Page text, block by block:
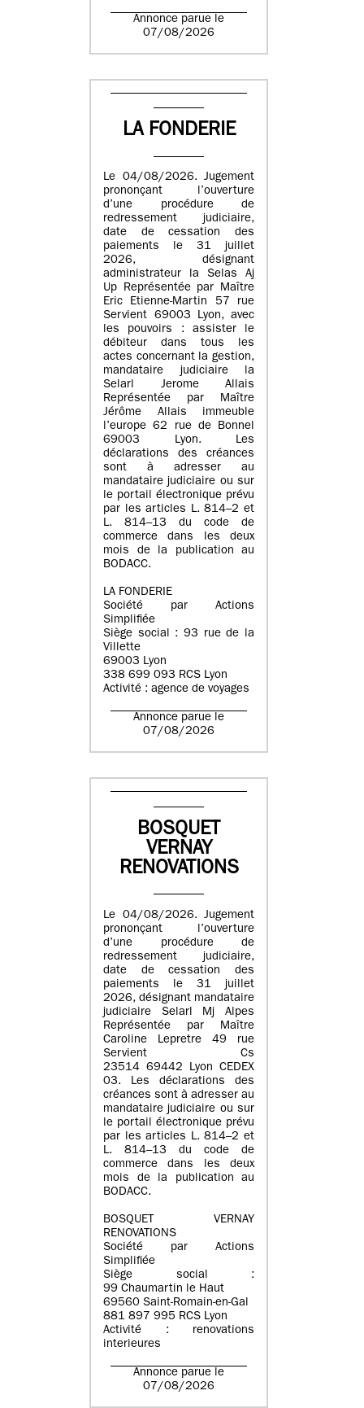
Annonce parue le
07/08/2026
LA FONDERIE
Le 04/08/2026. Jugement
prononçant l’ouverture
d’une procédure de
redressement judiciaire,
date de cessation des
paiements le 31 juillet
2026, désignant
administrateur la Selas Aj
Up Représentée par Maître
Eric Etienne-Martin 57 rue
Servient 69003 Lyon, avec
les pouvoirs : assister le
débiteur dans tous les
actes concernant la gestion,
mandataire judiciaire la
Selarl Jerome Allais
Représentée par Maître
Jérôme Allais immeuble
l’europe 62 rue de Bonnel
69003 Lyon. Les
déclarations des créances
sont à adresser au
mandataire judiciaire ou sur
le portail électronique prévu
par les articles L. 814–2 et
L. 814–13 du code de
commerce dans les deux
mois de la publication au
BODACC.
LA FONDERIE
Société par Actions
Simplifiée
Siège social : 93 rue de la
Villette
69003 Lyon
338 699 093 RCS Lyon
Activité : agence de voyages
Annonce parue le
07/08/2026
BOSQUET
VERNAY
RENOVATIONS
Le 04/08/2026. Jugement
prononçant l’ouverture
d’une procédure de
redressement judiciaire,
date de cessation des
paiements le 31 juillet
2026, désignant mandataire
judiciaire Selarl Mj Alpes
Représentée par Maître
Caroline Lepretre 49 rue
Servient Cs
23514 69442 Lyon CEDEX
03. Les déclarations des
créances sont à adresser au
mandataire judiciaire ou sur
le portail électronique prévu
par les articles L. 814–2 et
L. 814–13 du code de
commerce dans les deux
mois de la publication au
BODACC.
BOSQUET VERNAY
RENOVATIONS
Société par Actions
Simplifiée
Siège social :
99 Chaumartin le Haut
69560 Saint-Romain-en-Gal
881 897 995 RCS Lyon
Activité : renovations
interieures
Annonce parue le
07/08/2026